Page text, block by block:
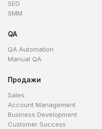
SEO
SMM
QA
QA Automation
Manual QA
Продажи
Sales
Account Management
Business Development
Customer Success